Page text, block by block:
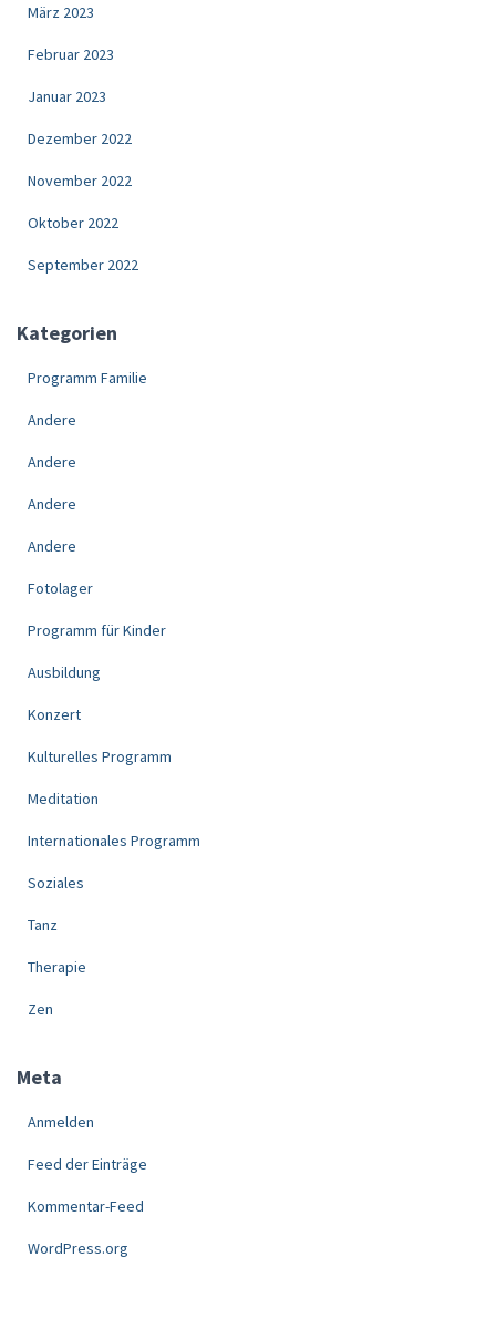
März 2023
Februar 2023
Januar 2023
Dezember 2022
November 2022
Oktober 2022
September 2022
Kategorien
Programm Familie
Andere
Andere
Andere
Andere
Fotolager
Programm für Kinder
Ausbildung
Konzert
Kulturelles Programm
Meditation
Internationales Programm
Soziales
Tanz
Therapie
Zen
Meta
Anmelden
Feed der Einträge
Kommentar-Feed
WordPress.org